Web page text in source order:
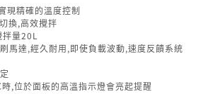
現精確的溫度控制
換,高效攪拌
量20L
馬達,經久耐用,即使負載波動,速度反饋系統
,位於面板的高溫指示燈會亮起提醒